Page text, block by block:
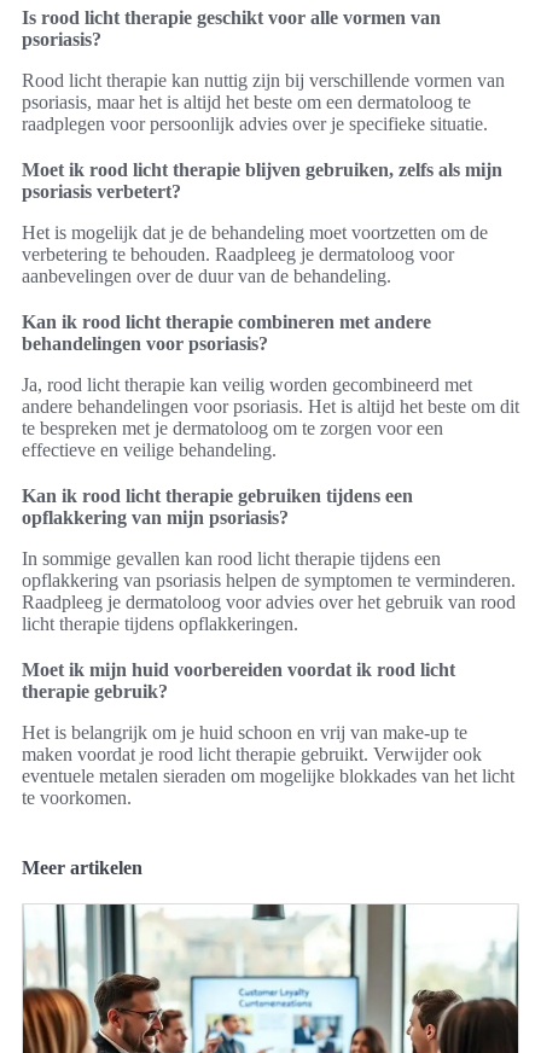
Is rood licht therapie geschikt voor alle vormen van
psoriasis?
Rood licht therapie kan nuttig zijn bij verschillende vormen van
psoriasis, maar het is altijd het beste om een dermatoloog te
raadplegen voor persoonlijk advies over je specifieke situatie.
Moet ik rood licht therapie blijven gebruiken, zelfs als mijn
psoriasis verbetert?
Het is mogelijk dat je de behandeling moet voortzetten om de
verbetering te behouden. Raadpleeg je dermatoloog voor
aanbevelingen over de duur van de behandeling.
Kan ik rood licht therapie combineren met andere
behandelingen voor psoriasis?
Ja, rood licht therapie kan veilig worden gecombineerd met
andere behandelingen voor psoriasis. Het is altijd het beste om dit
te bespreken met je dermatoloog om te zorgen voor een
effectieve en veilige behandeling.
Kan ik rood licht therapie gebruiken tijdens een
opflakkering van mijn psoriasis?
In sommige gevallen kan rood licht therapie tijdens een
opflakkering van psoriasis helpen de symptomen te verminderen.
Raadpleeg je dermatoloog voor advies over het gebruik van rood
licht therapie tijdens opflakkeringen.
Moet ik mijn huid voorbereiden voordat ik rood licht
therapie gebruik?
Het is belangrijk om je huid schoon en vrij van make-up te
maken voordat je rood licht therapie gebruikt. Verwijder ook
eventuele metalen sieraden om mogelijke blokkades van het licht
te voorkomen.
Meer artikelen